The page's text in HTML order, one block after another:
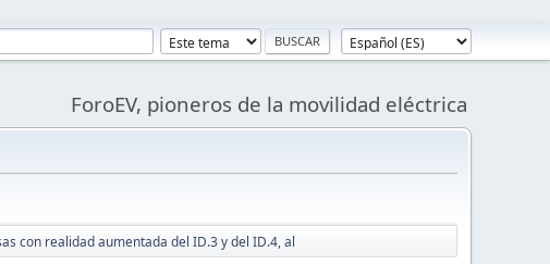
ForoEV, pioneros de la movilidad eléctrica
con realidad aumentada del ID.3 y del ID.4, al